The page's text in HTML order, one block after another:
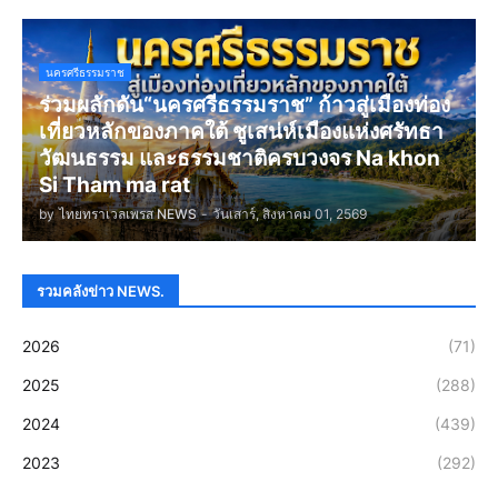
นครศรีธรรมราช
ร่วมผลักดัน“นครศรีธรรมราช” ก้าวสู่เมืองท่อง
เที่ยวหลักของภาคใต้ ชูเสน่ห์เมืองแห่งศรัทธา
วัฒนธรรม และธรรมชาติครบวงจร Na khon
Si Tham ma rat
by ไทยทราเวลเพรส NEWS - วันเสาร์, สิงหาคม 01, 2569
รวมคลังข่าว NEWS.
2026 (71)
2025 (288)
2024 (439)
2023 (292)